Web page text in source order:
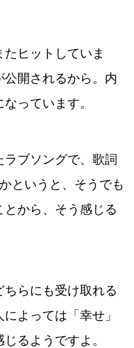
ヒットしていま
開されるから。内
っています。
ブソングで、歌詞
というと、そうでも
から、そう感じる
らにも受け取れる
よっては「幸せ」
るようですよ。